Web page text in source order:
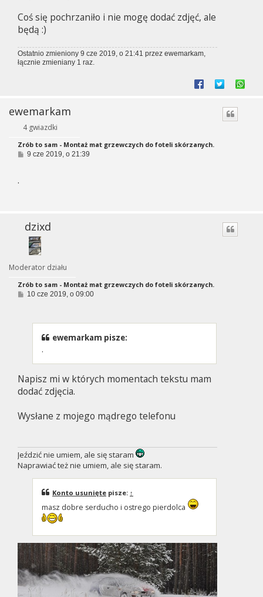
Coś się pochrzaniło i nie mogę dodać zdjęć, ale
będą :)
Ostatnio zmieniony 9 cze 2019, o 21:41 przez ewemarkam
łącznie zmieniany 1 raz.
ewemarkam
4 gwiazdki
Zrób to sam - Montaż mat grzewczych do foteli skórzanych.
P9 cze 2019, o 21:39
.
dzixd
Moderator działu
Zrób to sam - Montaż mat grzewczych do foteli skórzanych.
P10 cze 2019, o 09:00
ewemarkam pisze:
.
Napisz mi w których momentach tekstu mam
dodać zdjęcia.
Wysłane z mojego mądrego telefonu
Jeździć nie umiem, ale się staram
Naprawiać też nie umiem, ale się staram.
Konto usunięte pisze: ↑
masz dobre serducho i ostrego pierdolca